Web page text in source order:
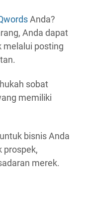
Anda?
Anda dapat
melalui posting
sobat
memiliki
bisnis Anda
prospek,
merek.